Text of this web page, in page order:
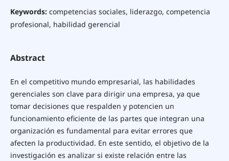
Keywords: competencias sociales, liderazgo, competencia
profesional, habilidad gerencial
Abstract
En el competitivo mundo empresarial, las habilidades
gerenciales son clave para dirigir una empresa, ya que
tomar decisiones que respalden y potencien un
funcionamiento eficiente de las partes que integran una
organización es fundamental para evitar errores que
afecten la productividad. En este sentido, el objetivo de la
investigación es analizar si existe relación entre las